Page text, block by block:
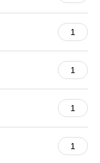
1
1
1
1